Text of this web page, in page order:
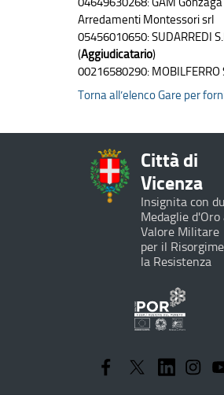
Arredamenti Montessori srl
05456010650: SUDARREDI
(Aggiudicatario)
00216580290: MOBILFERRO
Torna all’elenco Gare per
Città di
Vicenza
Insignita con
Medaglie d'Oro
Valore Militare
per il
la Resistenza
Operativo
Regionale